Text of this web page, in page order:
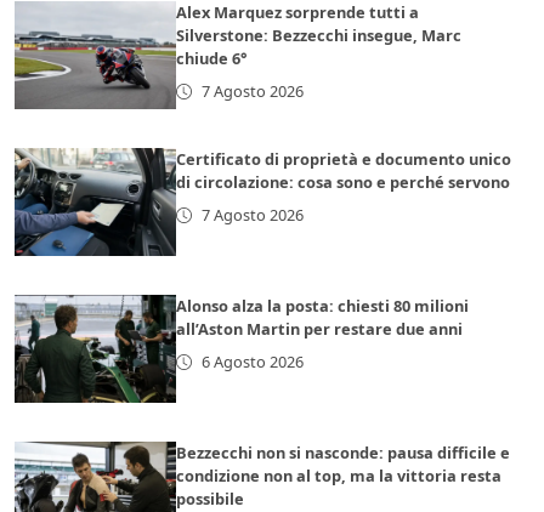
Alex Marquez sorprende tutti a
Silverstone: Bezzecchi insegue, Marc
chiude 6°
7 Agosto 2026
Certificato di proprietà e documento unico
di circolazione: cosa sono e perché servono
7 Agosto 2026
Alonso alza la posta: chiesti 80 milioni
all’Aston Martin per restare due anni
6 Agosto 2026
Bezzecchi non si nasconde: pausa difficile e
condizione non al top, ma la vittoria resta
possibile